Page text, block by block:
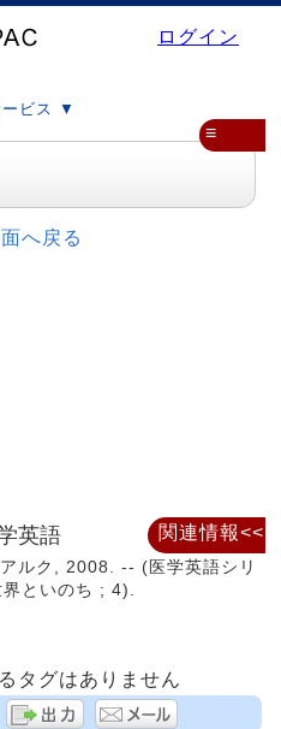
ログイン
ービス ▼
≡
へ戻る
英語
ルク, 2008. -- (医学英語シリ
といのち ; 4).
タグはありません
関連情報<<